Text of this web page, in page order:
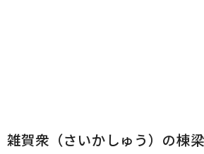
雑賀衆（さいかしゅう）の棟梁